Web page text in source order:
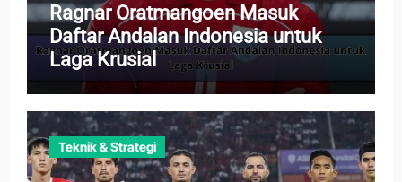
Ragnar Oratmangoen Masuk
Daftar Andalan Indonesia untuk
Laga Krusial
Teknik & Strategi